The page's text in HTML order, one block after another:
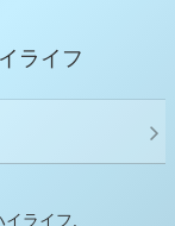
ライフ
ライフ.